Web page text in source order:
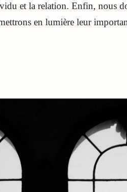
et la relation. Enfin, nous
en lumière leur